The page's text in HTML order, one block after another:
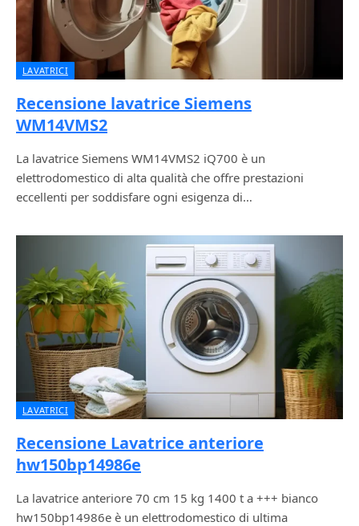
LAVATRICI
Recensione lavatrice Siemens
WM14VMS2
La lavatrice Siemens WM14VMS2 iQ700 è un
elettrodomestico di alta qualità che offre prestazioni
eccellenti per soddisfare ogni esigenza di…
LAVATRICI
Recensione Lavatrice anteriore
hw150bp14986e
La lavatrice anteriore 70 cm 15 kg 1400 t a +++ bianco
hw150bp14986e è un elettrodomestico di ultima